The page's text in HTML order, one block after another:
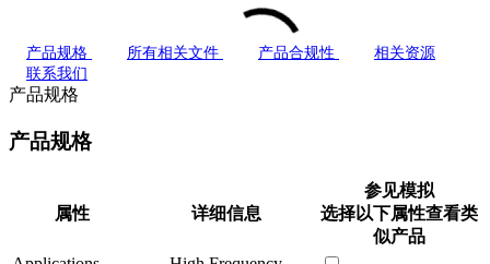
产品规格 所有相关文件 产品合规性
相关资源
联系我们
产品规格
产品规格
属性 详细信息
参见模拟
选择以下属性查看类
似产品